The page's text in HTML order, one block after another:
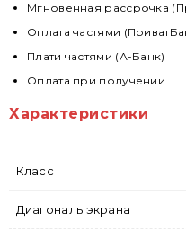
Мгновенная рассрочка
Оплата частями
Плати частями (А-Банк)
Оплата при получении
Характеристики
Класс
Диагональ экрана